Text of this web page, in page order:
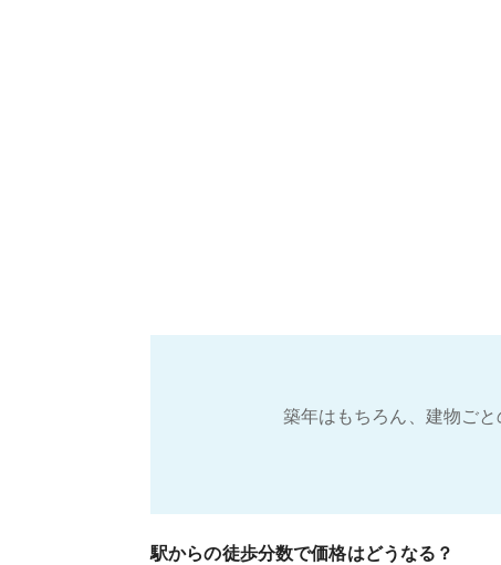
築年はもちろん、建物ご
駅からの徒歩分数で価格はどうなる？